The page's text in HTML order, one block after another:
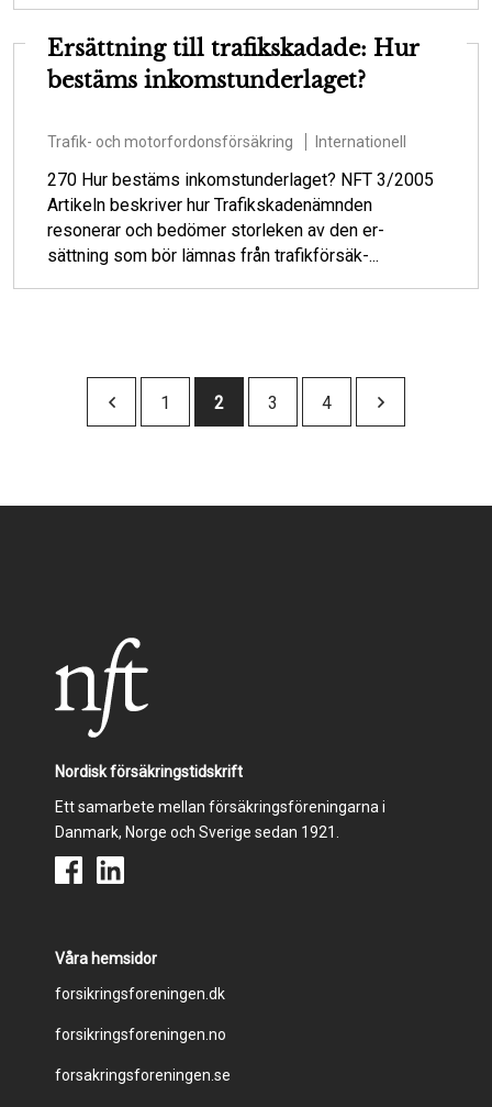
Ersättning till trafikskadade: Hur
bestäms inkomstunderlaget?
Trafik- och motorfordonsförsäkring Internationell
270 Hur bestäms inkomstunderlaget? NFT 3/2005
Artikeln beskriver hur Trafikskadenämnden
resonerar och bedömer storleken av den er-
sättning som bör lämnas från trafikförsäk-...
Paginering Sida
1
Nuvarande
2 Sida
3 Sida
4
Nordisk försäkringstidskrift
Ett samarbete mellan försäkringsföreningarna i
Danmark, Norge och Sverige sedan 1921.
Våra hemsidor
Footer
menu
forsikringsforeningen.dk
forsikringsforeningen.no
forsakringsforeningen.se